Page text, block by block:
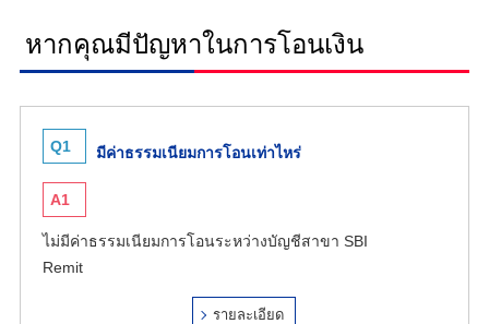
หากคุณมีปัญหาในการโอนเงิน
Q1 มีค่าธรรมเนียมการโอนเท่าไหร่
A1
ไม่มีค่าธรรมเนียมการโอนระหว่างบัญชีสาขา SBI
Remit
รายละเอียด